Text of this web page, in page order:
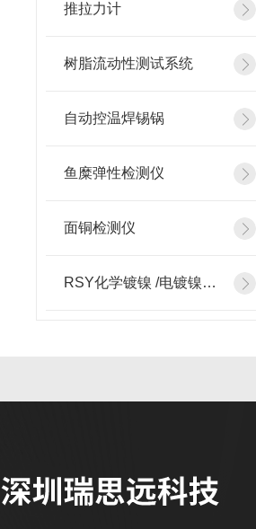
推拉力计
树脂流动性测试系统
自动控温焊锡锅
鱼糜弹性检测仪
面铜检测仪
RSY化学镀镍 /电镀镍检测添加设备